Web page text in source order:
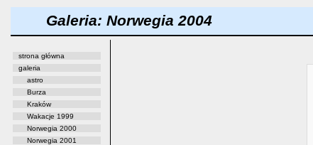
Galeria: Norwegia 2004
strona główna
galeria
astro
Burza
Kraków
Wakacje 1999
Norwegia 2000
Norwegia 2001